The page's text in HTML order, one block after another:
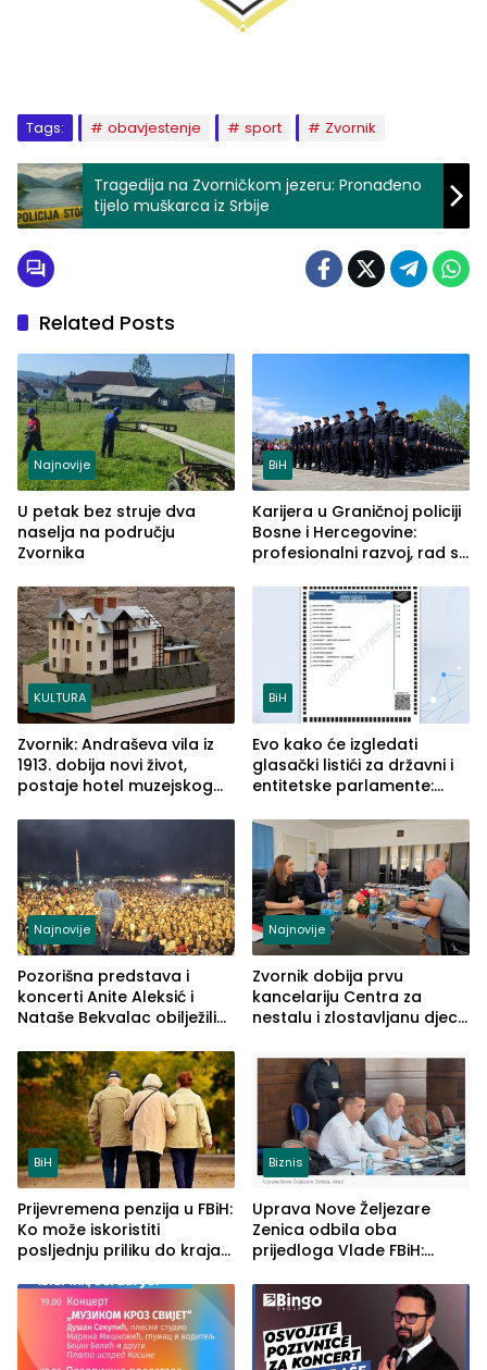
Tags: obavjestenje sport Zvornik
Tragedija na Zvorničkom jezeru: Pronađeno
tijelo muškarca iz Srbije
Related Posts
Najnovije
U petak bez struje dva
naselja na području
Zvornika
BiH
Karijera u Graničnoj policiji
Bosne i Hercegovine:
profesionalni razvoj, rad sa
služba građanima
KULTURA
Zvornik: Andraševa vila iz
1913. dobija novi život,
postaje hotel muzejskog
BiH
Evo kako će izgledati
glasački listići za državni i
entitetske parlamente:
vidljive na njima
Najnovije
Pozorišna predstava i
koncerti Anite Aleksić i
Nataše Bekvalac obilježili
ljeta (FOTO)
Najnovije
Zvornik dobija prvu
kancelariju Centra za
nestalu i zlostavljanu djecu
BiH
Prijevremena penzija u FBiH:
Ko može iskoristiti
posljednju priliku do kraja
Biznis
Uprava Nove Željezare
Zenica odbila oba
prijedloga Vlade FBiH:
rješenje